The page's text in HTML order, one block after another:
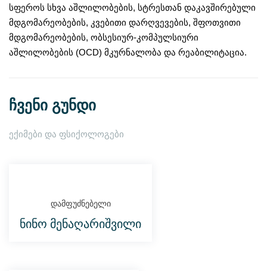
სფეროს სხვა აშლილობების, სტრესთან დაკავშირებული
მდგომარეობების, კვებითი დარღვევების, შფოთვითი
მდგომარეობების, ობსესიურ-კომპულსიური
აშლილობების (OCD) მკურნალობა და რეაბილიტაცია.
ჩვენი გუნდი
ექიმები და ფსიქოლოგები
დამფუძნებელი
ნინო მენაღარიშვილი